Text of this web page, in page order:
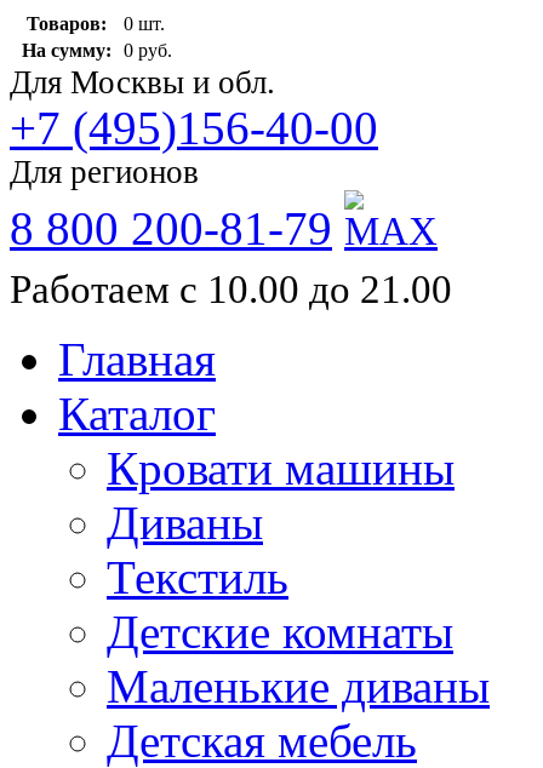
Товаров:
0 шт.
На сумму:
0 руб.
Для Москвы и обл.
+7 (495)156-40-00
Для регионов
8 800 200-81-79
Работаем с 10.00 до 21.00
Главная
Каталог
Кровати машины
Диваны
Текстиль
Детские комнаты
Маленькие диваны
Детская мебель